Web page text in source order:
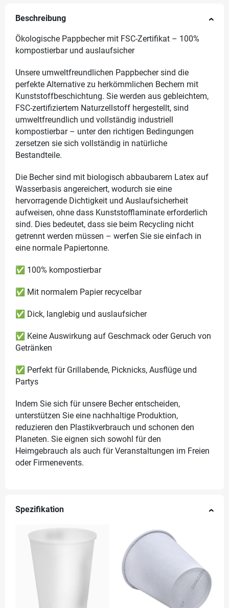
Beschreibung
Ökologische Pappbecher mit FSC-Zertifikat – 100%
kompostierbar und auslaufsicher
Unsere umweltfreundlichen Pappbecher sind die
perfekte Alternative zu herkömmlichen Bechern mit
Kunststoffbeschichtung. Sie werden aus gebleichtem,
FSC-zertifiziertem Naturzellstoff hergestellt, sind
umweltfreundlich und vollständig industriell
kompostierbar – unter den richtigen Bedingungen
zersetzen sie sich vollständig in natürliche
Bestandteile.
Die Becher sind mit biologisch abbaubarem Latex auf
Wasserbasis angereichert, wodurch sie eine
hervorragende Dichtigkeit und Auslaufsicherheit
aufweisen, ohne dass Kunststofflaminate erforderlich
sind. Dies bedeutet, dass sie beim Recycling nicht
getrennt werden müssen – werfen Sie sie einfach in
eine normale Papiertonne.
✅ 100% kompostierbar
✅ Mit normalem Papier recycelbar
✅ Dick, langlebig und auslaufsicher
✅ Keine Auswirkung auf Geschmack oder Geruch von
Getränken
✅ Perfekt für Grillabende, Picknicks, Ausflüge und
Partys
Indem Sie sich für unsere Becher entscheiden,
unterstützen Sie eine nachhaltige Produktion,
reduzieren den Plastikverbrauch und schonen den
Planeten. Sie eignen sich sowohl für den
Heimgebrauch als auch für Veranstaltungen im Freien
oder Firmenevents.
Spezifikation